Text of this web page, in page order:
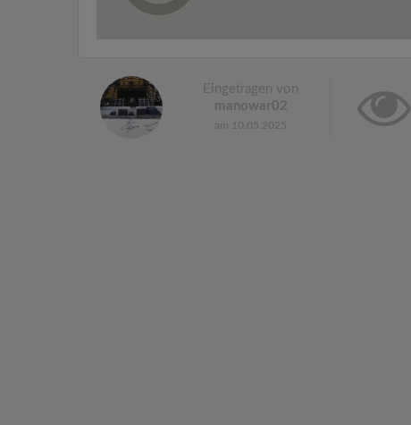
Eingetragen von
manowar02
am 10.05.2025